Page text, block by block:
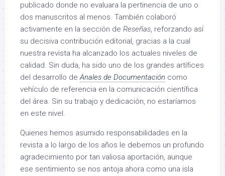
publicado donde no evaluara la pertinencia de uno o
dos manuscritos al menos. También colaboró
activamente en la sección de Reseñas, reforzando así
su decisiva contribución editorial, gracias a la cual
nuestra revista ha alcanzado los actuales niveles de
calidad. Sin duda, ha sido uno de los grandes artífices
del desarrollo deAnales de Documentación como
vehículo de referencia en la comunicación científica
del área. Sin su trabajo y dedicación, no estaríamos
en este nivel.
Quienes hemos asumido responsabilidades en la
revista a lo largo de los años le debemos un profundo
agradecimiento por tan valiosa aportación, aunque
ese sentimiento se nos antoja ahora como una isla